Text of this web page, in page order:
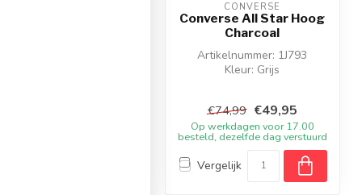
CONVERSE
Converse All Star Hoog
Charcoal
Artikelnummer: 1J793
Kleur: Grijs
€74,99 €49,95
Op werkdagen voor 17.00
besteld, dezelfde dag verstuurd
Vergelijk